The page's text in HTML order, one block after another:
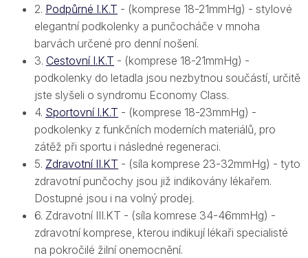
2. Podpůrné I.K.T - (komprese 18-21mmHg) - stylové
elegantní podkolenky a punčocháče v mnoha
barvách určené pro denní nošení.
3. Cestovní I.K.T - (komprese 18-21mmHg) -
podkolenky do letadla jsou nezbytnou součástí, určitě
jste slyšeli o syndromu Economy Class.
4. Sportovní I.K.T - (komprese 18-23mmHg) -
podkolenky z funkčních moderních materiálů, pro
zátěž při sportu i následné regeneraci.
5. Zdravotní II.KT - (síla komprese 23-32mmHg) - tyto
zdravotní punčochy jsou již indikovány lékařem.
Dostupné jsou i na volný prodej.
6. Zdravotní III.KT - (síla komrese 34-46mmHg) -
zdravotní komprese, kterou indikují lékaři specialisté
na pokročilé žilní onemocnění.